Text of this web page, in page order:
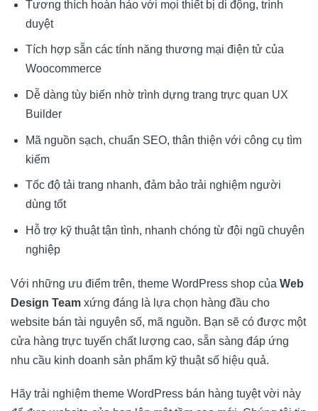
Tương thích hoàn hảo với mọi thiết bị di động, trình
duyệt
Tích hợp sẵn các tính năng thương mại điện tử của
Woocommerce
Dễ dàng tùy biến nhờ trình dựng trang trực quan UX
Builder
Mã nguồn sạch, chuẩn SEO, thân thiện với công cụ tìm
kiếm
Tốc độ tải trang nhanh, đảm bảo trải nghiệm người
dùng tốt
Hỗ trợ kỹ thuật tận tình, nhanh chóng từ đội ngũ chuyên
nghiệp
Với những ưu điểm trên, theme WordPress shop của Web
Design Team xứng đáng là lựa chọn hàng đầu cho
website bán tài nguyên số, mã nguồn. Bạn sẽ có được một
cửa hàng trực tuyến chất lượng cao, sẵn sàng đáp ứng
nhu cầu kinh doanh sản phẩm kỹ thuật số hiệu quả.
Hãy trải nghiệm theme WordPress bán hàng tuyệt vời này